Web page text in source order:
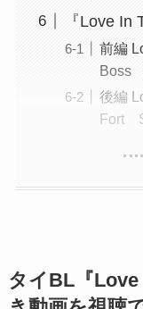
『Love In
前編
Boss
後編
Fort
タイBL『